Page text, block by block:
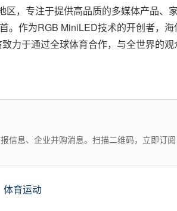
，专注于提供高品质的多媒体产品、
作为RGB MiniLED技术的开创者，
于通过全球体育合作，与全世界的观
信息、企业并购消息。扫描二维码，立即订阅
体育运动